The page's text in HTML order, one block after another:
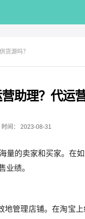
货源吗？
助理？代运
时间： 2023-08-31
量的卖家和买家。在
业绩。
管理店铺。在淘宝